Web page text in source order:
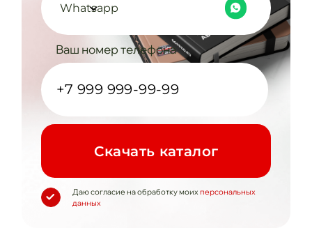
Whatsapp
Ваш номер телефона
Cкачать каталог
Даю согласие на обработку моих персональных
данных